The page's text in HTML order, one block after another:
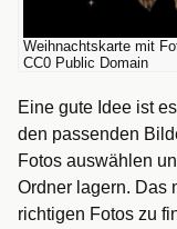
Weihnachtskarte mit
CC0 Public Domain
Eine gute Idee ist
den passenden
Fotos auswählen
Ordner lagern. Das
richtigen Fotos zu